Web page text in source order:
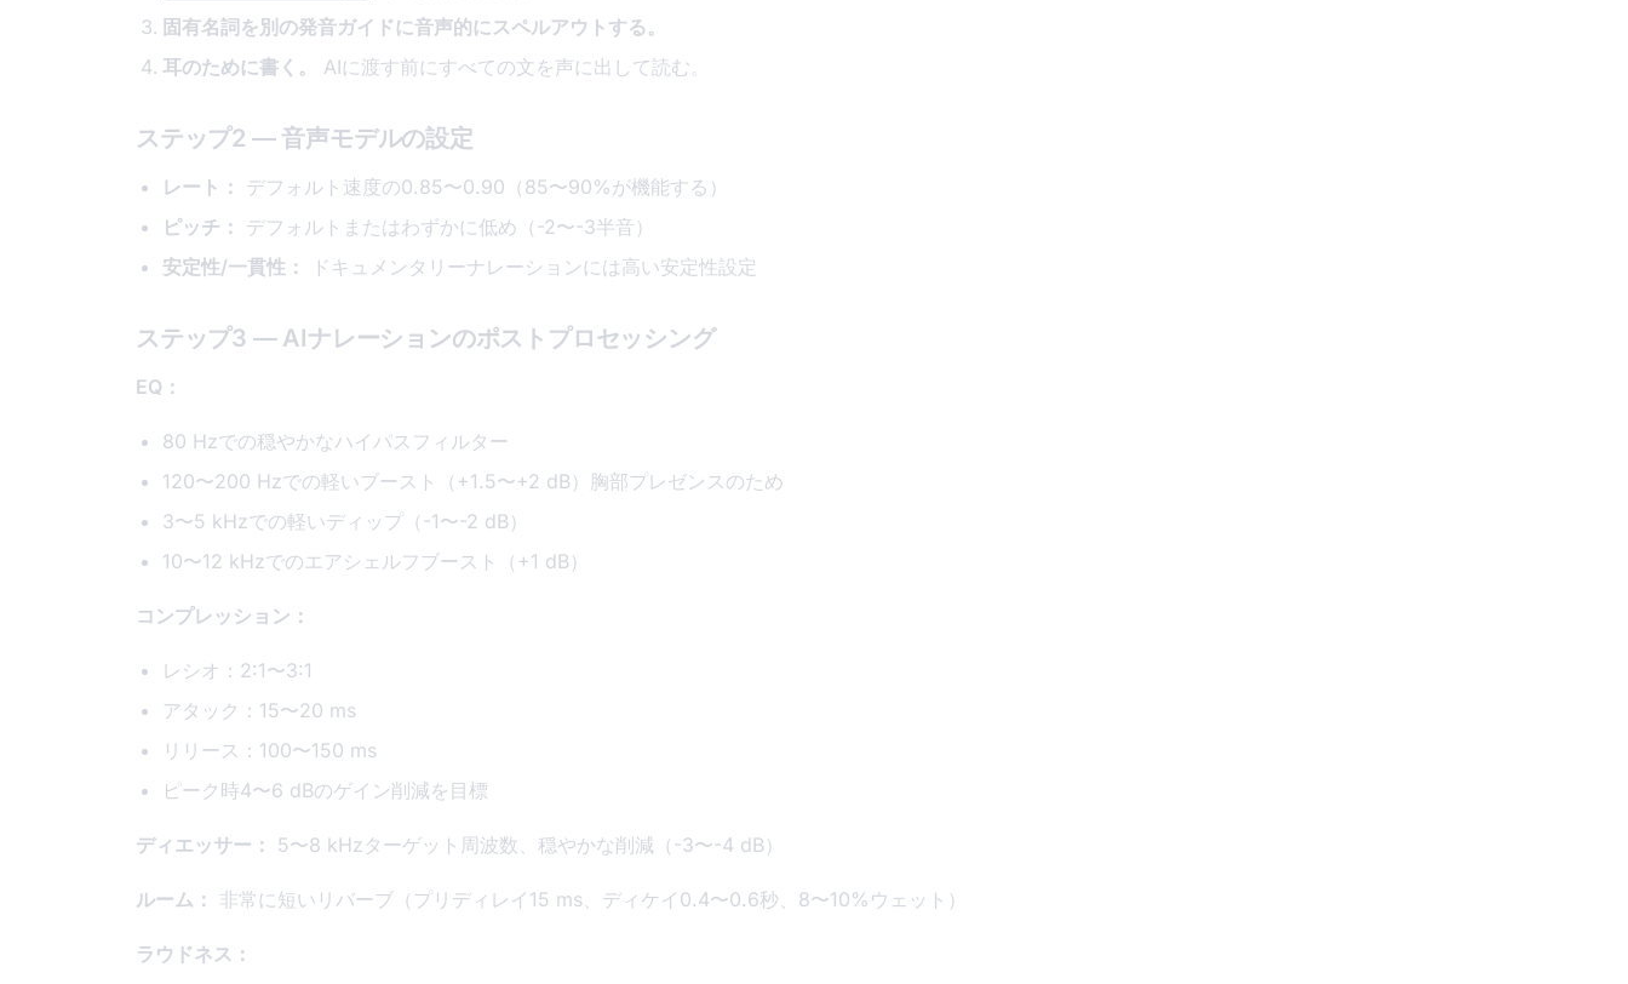
固有名詞を別の発音ガイドに音声的にスペルアウトする。
耳のために書く。
AIに渡す前にすべての文を声に出して読む。
ステップ2 — 音声モデルの設定
レート： デフォルト速度の0.85〜0.90（85〜90%が機能する）
ピッチ： デフォルトまたはわずかに低め（-2〜-3半音）
安定性/一貫性：
ドキュメンタリーナレーションには高い安定性設定
ステップ3 — AIナレーションのポストプロセッシング
EQ：
80 Hzでの穏やかなハイパスフィルター
120〜200 Hzでの軽いブースト（+1.5〜+2 dB）胸部プレゼンスのため
3〜5 kHzでの軽いディップ（-1〜-2 dB）
10〜12 kHzでのエアシェルフブースト（+1 dB）
コンプレッション：
レシオ：2:1〜3:1
アタック：15〜20 ms
リリース：100〜150 ms
ピーク時4〜6 dBのゲイン削減を目標
ディエッサー： 5〜8 kHzターゲット周波数、穏やかな削減（-3〜-4 dB）
ルーム： 非常に短いリバーブ（プリディレイ15 ms、ディケイ0.4〜0.6秒、8〜10%ウェット）
ラウドネス：